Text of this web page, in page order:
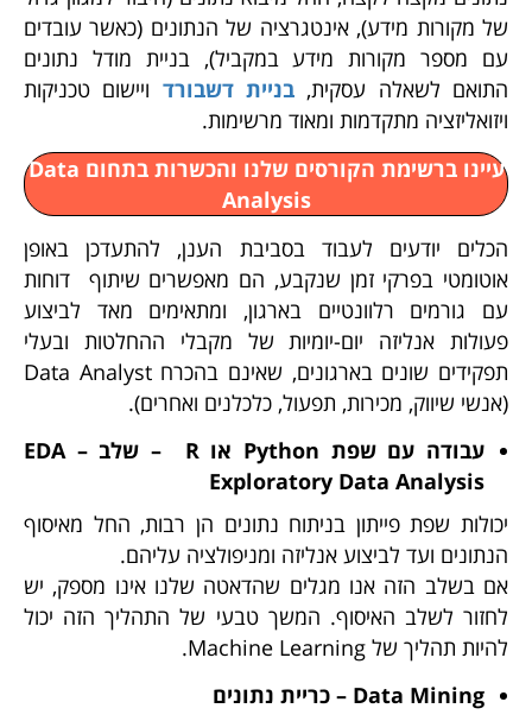
של מקורות מידע), אינטגרציה של הנתונים (כאשר עובדים
עם מספר מקורות מידע במקביל), בניית מודל נתונים
התואם לשאלה עסקית, בניית דשבורד ויישום טכניקות
ויזואליזציה מתקדמות ומאוד מרשימות.
עיינו ברשימת הקורסים שלנו והכשרות בתחום Data
Analysis
הכלים יודעים לעבוד בסביבת הענן, להתעדכן באופן
אוטומטי בפרקי זמן שנקבע, הם מאפשרים שיתוף דוחות
עם גורמים רלוונטיים בארגון, ומתאימים מאד לביצוע
פעולות אנליזה יום-יומיות של מקבלי ההחלטות ובעלי
תפקידים שונים בארגונים, שאינם בהכרח Data Analyst
(אנשי שיווק, מכירות, תפעול, כלכלנים ואחרים).
עבודה עם שפת Python או R – שלב EDA –
Exploratory Data Analysis
יכולות שפת פייתון בניתוח נתונים הן רבות, החל מאיסוף
הנתונים ועד לביצוע אנליזה ומניפולציה עליהם.
אם בשלב הזה אנו מגלים שהדאטה שלנו אינו מספק, יש
לחזור לשלב האיסוף. המשך טבעי של התהליך הזה יכול
להיות תהליך של Machine Learning.
Data Mining
– כריית נתונים